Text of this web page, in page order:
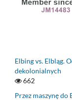
Elbing vs. Elbląg.
dekolonialnych
662
Przez maszynę do